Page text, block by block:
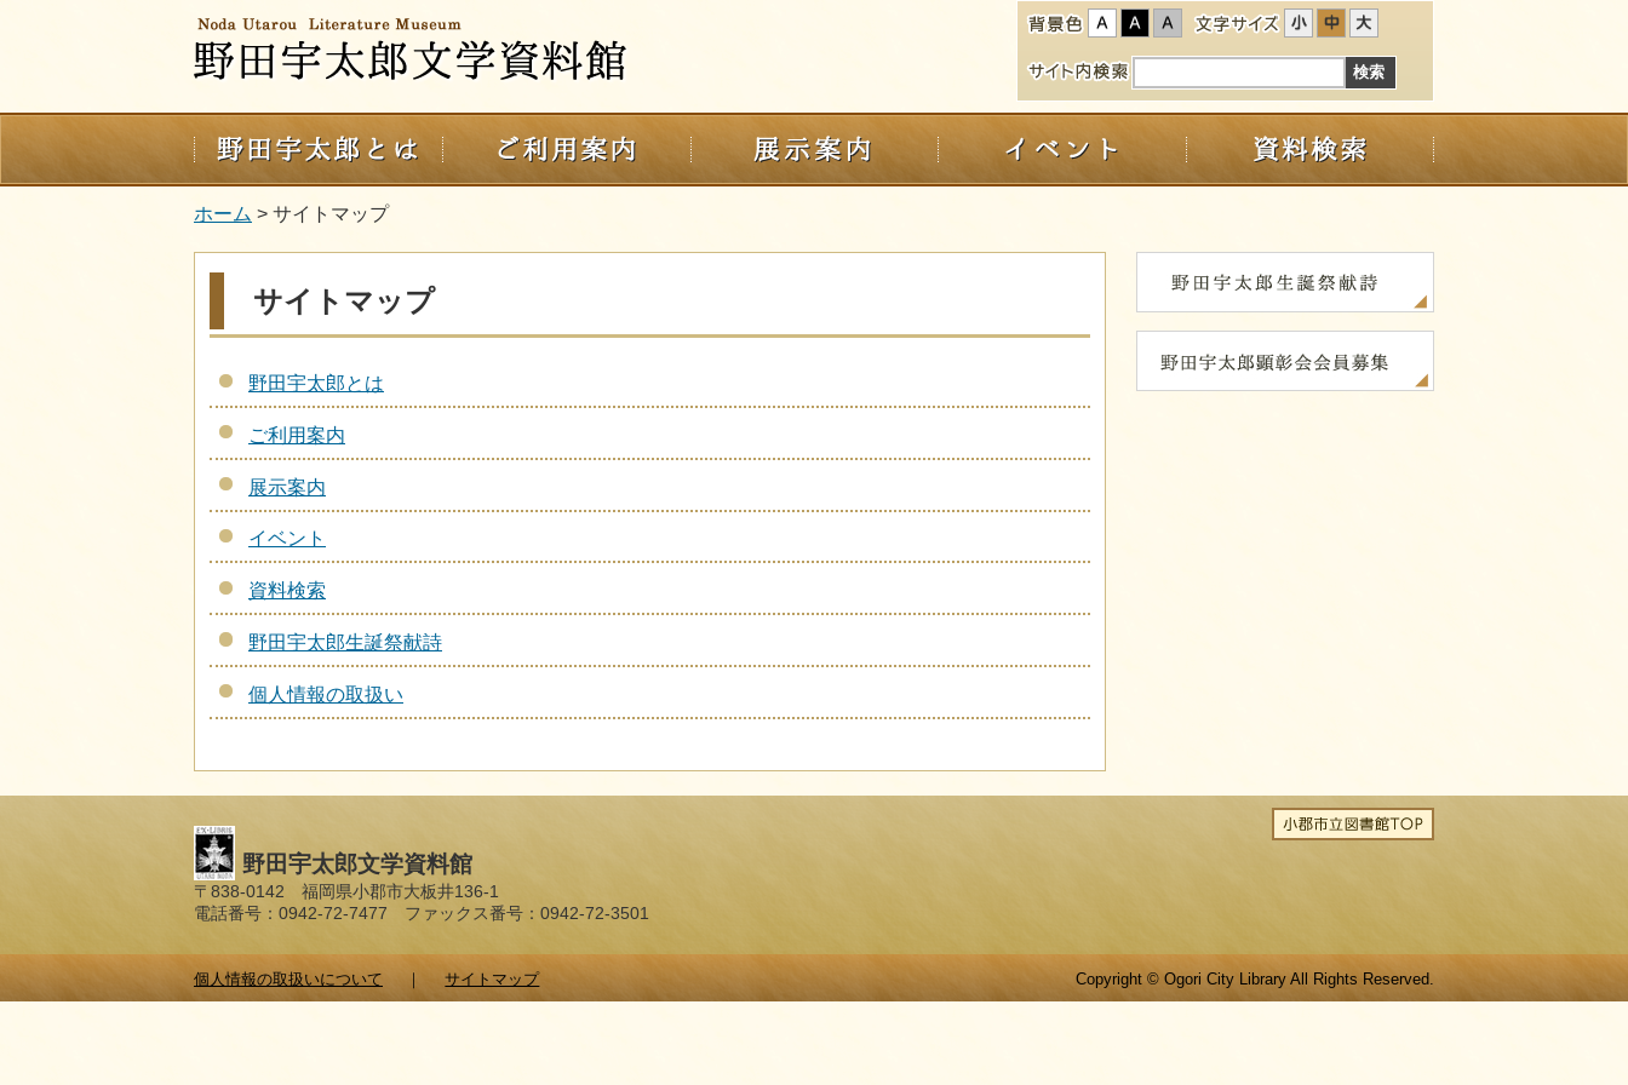
ホーム > サイトマップ
サイトマップ
野田宇太郎とは
ご利用案内
展示案内
イベント
資料検索
野田宇太郎生誕祭献詩
個人情報の取扱い
野田宇太郎文学資料館
〒838-0142 福岡県小郡市大板井136-1
電話番号：0942-72-7477 ファックス番号：0942-72-3501
個人情報の取扱いについて サイトマップ Copyright © Ogori City Library All Rights Reserved.